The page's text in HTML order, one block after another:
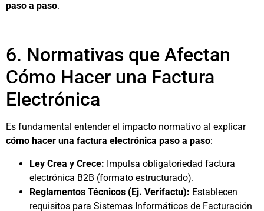
paso a paso.
6. Normativas que Afectan
Cómo Hacer una Factura
Electrónica
Es fundamental entender el impacto normativo al explicar
cómo hacer una factura electrónica paso a paso:
Ley Crea y Crece: Impulsa obligatoriedad factura
electrónica B2B (formato estructurado).
Reglamentos Técnicos (Ej. Verifactu): Establecen
requisitos para Sistemas Informáticos de Facturación